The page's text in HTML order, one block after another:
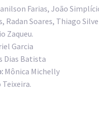
Farias, João
Radan Soares, Thiago
Zaqueu.
Garcia
Dias Batista
Mônica Michelly
Teixeira.